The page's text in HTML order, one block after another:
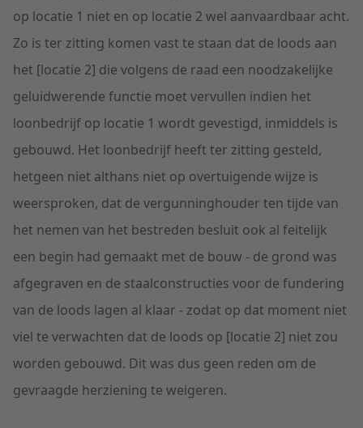
op locatie 1 niet en op locatie 2 wel aanvaardbaar acht.
Zo is ter zitting komen vast te staan dat de loods aan
het [locatie 2] die volgens de raad een noodzakelijke
geluidwerende functie moet vervullen indien het
loonbedrijf op locatie 1 wordt gevestigd, inmiddels is
gebouwd. Het loonbedrijf heeft ter zitting gesteld,
hetgeen niet althans niet op overtuigende wijze is
weersproken, dat de vergunninghouder ten tijde van
het nemen van het bestreden besluit ook al feitelijk
een begin had gemaakt met de bouw - de grond was
afgegraven en de staalconstructies voor de fundering
van de loods lagen al klaar - zodat op dat moment niet
viel te verwachten dat de loods op [locatie 2] niet zou
worden gebouwd. Dit was dus geen reden om de
gevraagde herziening te weigeren.